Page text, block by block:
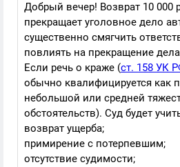
Добрый вечер! Возврат 10 000
прекращает уголовное дело
существенно смягчить
повлиять на прекращение
Если речь о краже (ст. 158 УК
обычно квалифицируется как
небольшой или средней
обстоятельств). Суд будет
возврат ущерба;
примирение с потерпевшим;
отсутствие судимости;